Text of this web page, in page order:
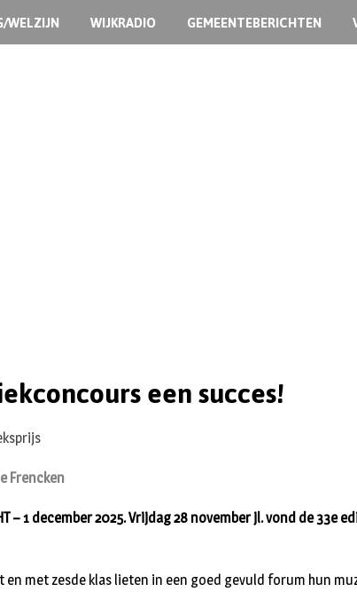
WELZIJN WIJKRADIO GEMEENTEBERICHTEN
een succes!
Frencken
– 1 december 2025. Vrijdag 28 november jl. vond de 33e
en met zesde klas lieten in een goed gevuld forum hun